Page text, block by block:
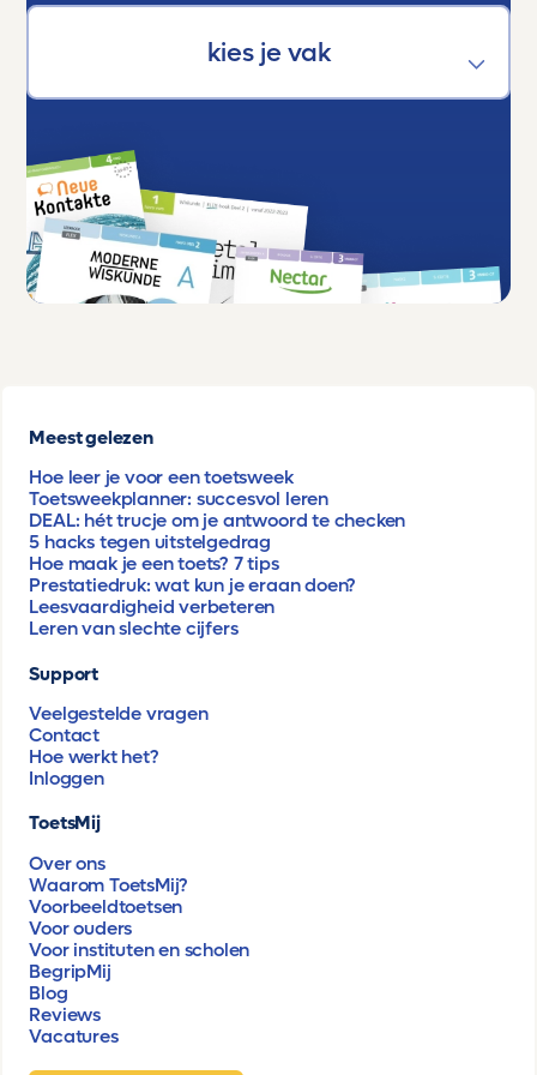
Meest gelezen
Hoe leer je voor een toetsweek
Toetsweekplanner: succesvol leren
DEAL: hét trucje om je antwoord te checken
5 hacks tegen uitstelgedrag
Hoe maak je een toets? 7 tips
Prestatiedruk: wat kun je eraan doen?
Leesvaardigheid verbeteren
Leren van slechte cijfers
Support
Veelgestelde vragen
Contact
Hoe werkt het?
Inloggen
ToetsMij
Over ons
Waarom ToetsMij?
Voorbeeldtoetsen
Voor ouders
Voor instituten en scholen
BegripMij
Blog
Reviews
Vacatures